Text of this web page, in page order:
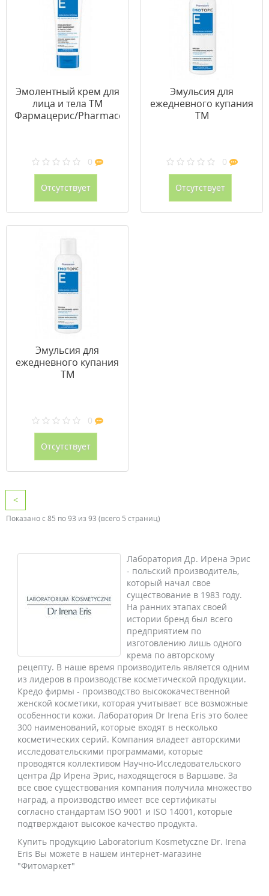
Эмолентный крем для
лица и тела ТМ
Фармацерис/Pharmaceris
0
Отсутствует
Эмульсия для
ежедневного купания
ТМ
0
Отсутствует
Эмульсия для
ежедневного купания
ТМ
0
Отсутствует
<
Показано с 85 по 93 из 93 (всего 5 страниц)
Лаборатория Др. Ирена Эрис
- польский производитель,
который начал свое
существование в 1983 году.
На ранних этапах своей
истории бренд был всего
предприятием по
изготовлению лишь одного
крема по авторскому
рецепту. В наше время производитель является одним
из лидеров в производстве косметической продукции.
Кредо фирмы - производство высококачественной
женской косметики, которая учитывает все возможные
особенности кожи. Лаборатория Dr Irena Eris это более
300 наименований, которые входят в несколько
косметических серий. Компания владеет авторскими
исследовательскими программами, которые
проводятся коллективом Научно-Исследовательского
центра Др Ирена Эрис, находящегося в Варшаве. За
все свое существования компания получила множество
наград, а производство имеет все сертификаты
согласно стандартам ISO 9001 и ISO 14001, которые
подтверждают высокое качество продукта.
Купить продукцию Laboratorium Kosmetyczne Dr. Irena
Eris Вы можете в нашем интернет-магазине
"Фитомаркет"